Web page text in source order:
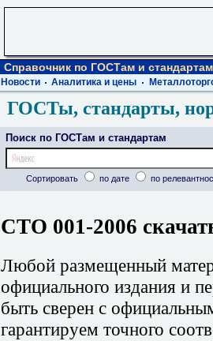
Справочник по ГОСТам и стандартам
Новости Аналитика и цены
ГОСТы, стандарты,
Поиск по ГОСТам и стандартам
Сортировать по дате по
СТО 001-2006
Любой размещенный
официального издания и
быть сверен с
гарантируем точного